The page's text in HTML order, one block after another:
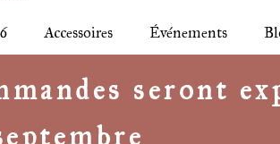
Accessoires Événements
seront